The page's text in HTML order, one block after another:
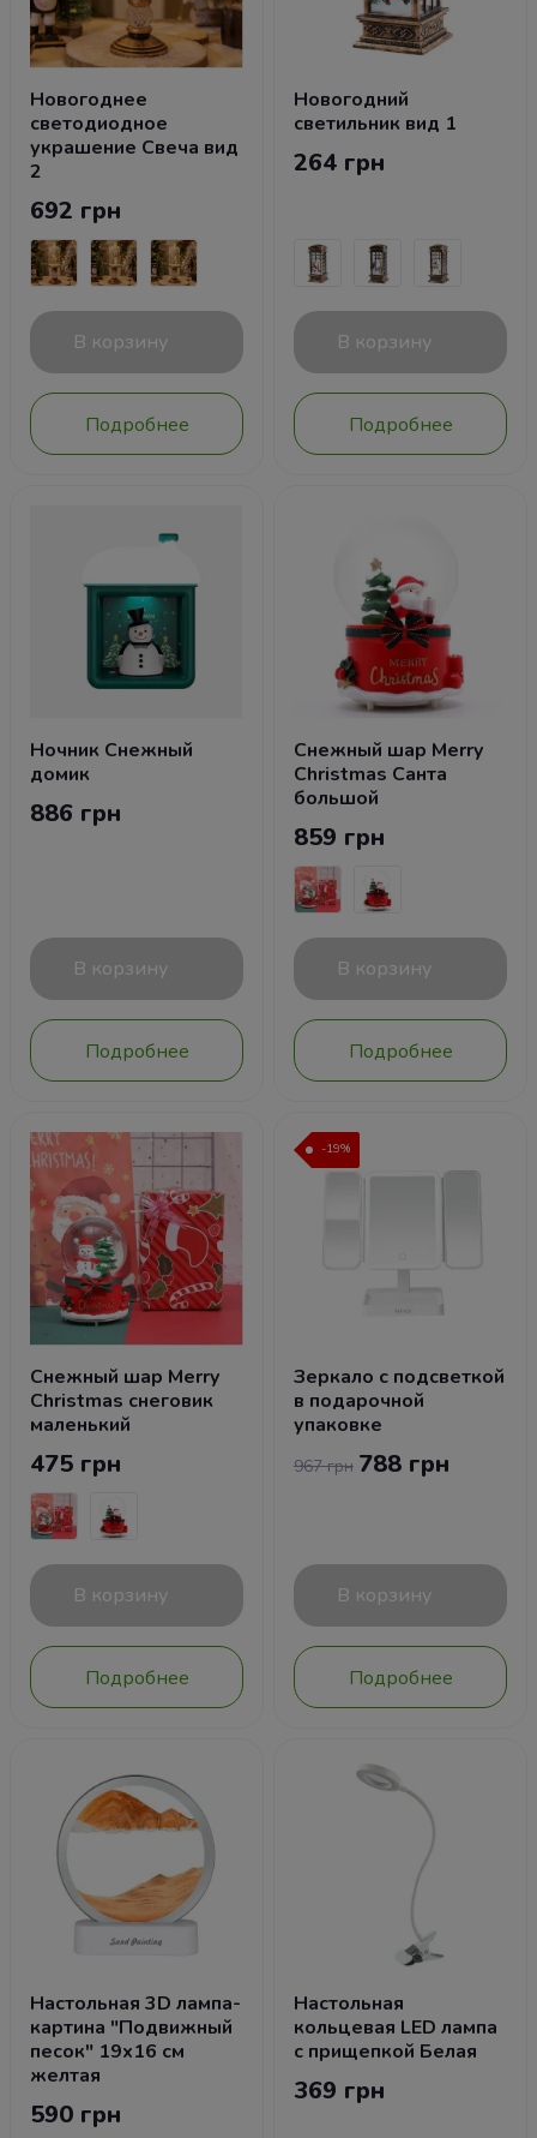
Новогоднее
светодиодное
украшение Свеча вид
2
692 грн
В корзину
Подробнее
Новогодний
светильник вид 1
264 грн
В корзину
Подробнее
Ночник Снежный
домик
886 грн
В корзину
Подробнее
Снежный шар Merry
Christmas Санта
большой
859 грн
В корзину
Подробнее
Снежный шар Merry
Christmas снеговик
маленький
475 грн
В корзину
Подробнее
-19%
Зеркало с подсветкой
в подарочной
упаковке
967 грн 788 грн
В корзину
Подробнее
Настольная 3D лампа-
картина "Подвижный
песок" 19х16 см
желтая
590 грн
Настольная
кольцевая LED лампа
с прищепкой Белая
369 грн